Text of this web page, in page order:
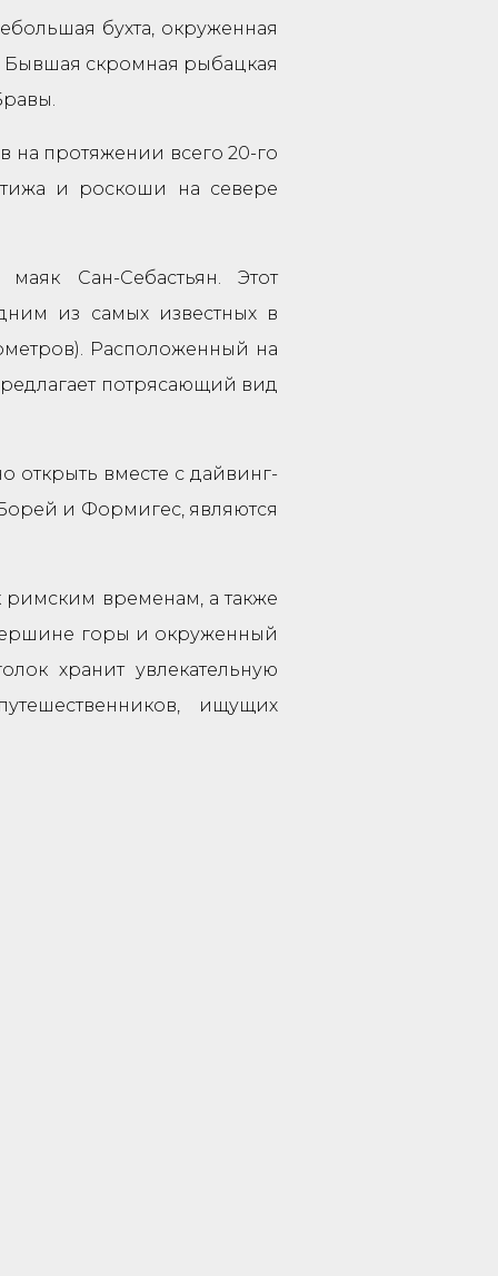
бухта, окруженная
скромная рыбацкая
протяжении всего 20-го
и роскоши на севере
Сан-Себастьян. Этот
из самых известных в
Расположенный на
потрясающий вид
вместе с дайвинг-
и Формигес, являются
римским временам, а также
горы и окруженный
хранит увлекательную
ищущих